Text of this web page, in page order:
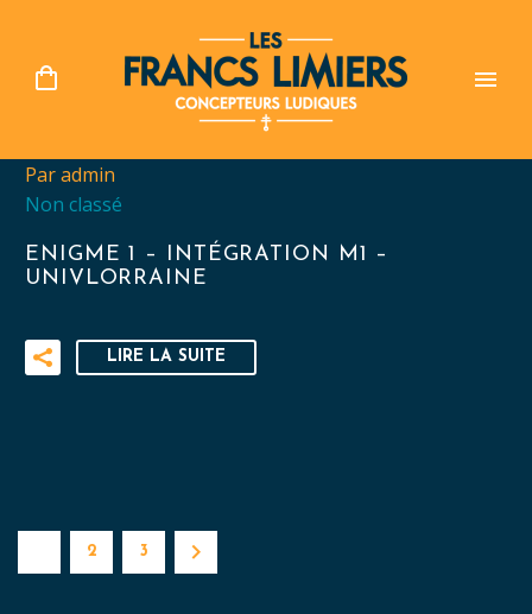
Par admin
Non classé
ENIGME 1 – INTÉGRATION M1 –
UNIVLORRAINE
LIRE LA SUITE
2 3